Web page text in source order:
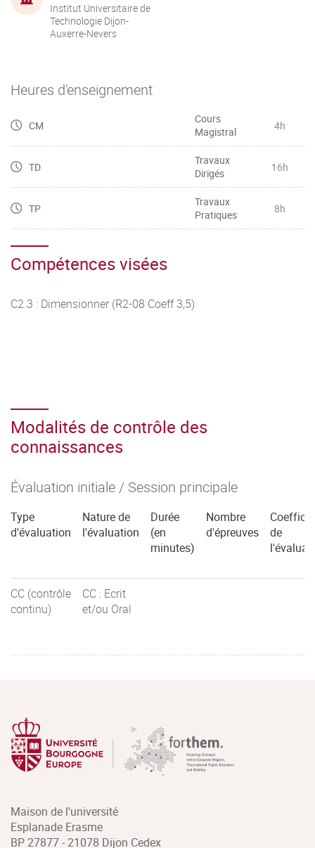
Institut Universitaire de
Technologie Dijon-
Auxerre-Nevers
Heures d'enseignement
CM
Cours
Magistral
4h
TD
Travaux
Dirigés
16h
TP
Travaux
Pratiques
8h
Compétences visées
C2.3 : Dimensionner (R2-08 Coeff 3,5)
Modalités de contrôle des
connaissances
Évaluation initiale / Session principale
Type
d'évaluation
Nature de
l'évaluation
Durée
(en
minutes)
Nombre
d'épreuves
de
CC (contrôle
continu)
CC : Ecrit
et/ou Oral
Maison de l'université
Esplanade Erasme
BP 27877 - 21078 Dijon Cedex